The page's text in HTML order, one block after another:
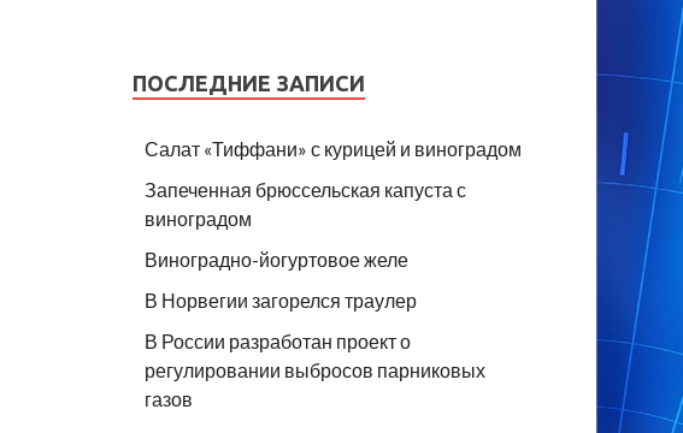
ПОСЛЕДНИЕ ЗАПИСИ
Салат «Тиффани» с курицей и виноградом
Запеченная брюссельская капуста с
виноградом
Виноградно-йогуртовое желе
В Норвегии загорелся траулер
В России разработан проект о
регулировании выбросов парниковых
газов